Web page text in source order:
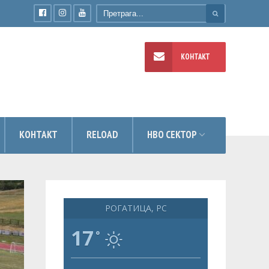
КОНТАКТ RELOAD НВО СЕКТОР
КОНТАКТ
РОГАТИЦА, РС
17 °